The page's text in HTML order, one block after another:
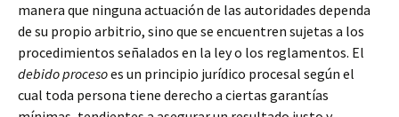
manera que ninguna actuación de las autoridades dependa
de su propio arbitrio, sino que se encuentren sujetas a los
procedimientos señalados en la ley o los reglamentos. El
debido procesoes un principio jurídico procesal según el
cual toda persona tiene derecho a ciertas garantías